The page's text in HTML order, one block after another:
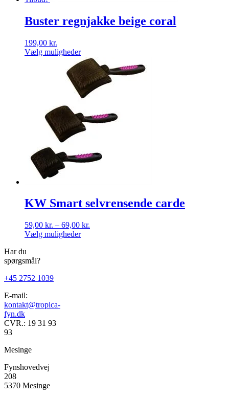
Buster regnjakke beige coral
199,00 kr.
Vælg mulighederDette
vare
har
flere
varianter.
Mulighederne
vælges
på
varesiden
KW Smart selvrensende carde
59,00 kr. – 69,00 kr.
Vælg mulighederDette
Har du
spørgsmål?
+45 2752 1039
E-mail:
kontakt@tropica-
fyn.dk
CVR.: 19 31 93
93
Mesinge
Fynshovedvej
208
5370 Mesinge